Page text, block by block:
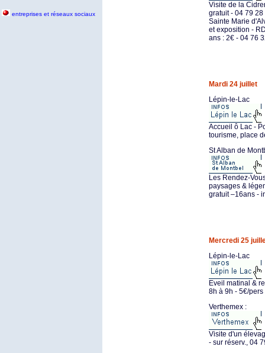
entreprises et réseaux sociaux
Visite de la
gratuit - 04 79 28
Sainte Marie
et exposition -
ans : 2€ - 04 76
Mardi 24 juillet
Lépin-le-Lac
Accueil ô Lac -
tourisme, place
St Alban de
Les Rendez-
paysages &
gratuit –16ans -
Mercredi 25
Lépin-le-Lac
Eveil matinal &
8h à 9h - 5€/
Verthemex :
Visite d'un
- sur réserv., 04